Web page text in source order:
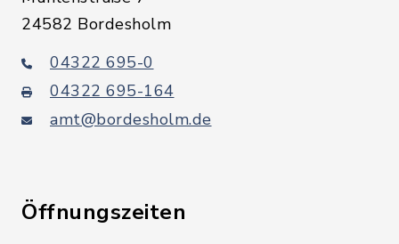
24582 Bordesholm
04322 695-0
04322 695-164
amt@bordesholm.de
Öffnungszeiten